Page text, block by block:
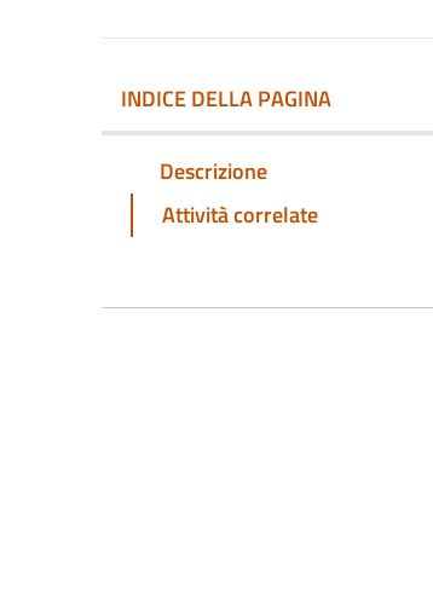
INDICE DELLA PAGINA
Descrizione
Attività correlate